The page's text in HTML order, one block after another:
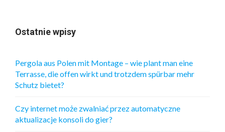
Ostatnie wpisy
Pergola aus Polen mit Montage – wie plant man eine
Terrasse, die offen wirkt und trotzdem spürbar mehr
Schutz bietet?
Czy internet może zwalniać przez automatyczne
aktualizacje konsoli do gier?